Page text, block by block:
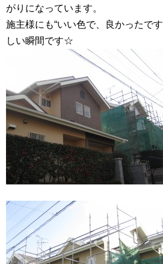
がりになっています。
施主様にも“いい色で、良かったで